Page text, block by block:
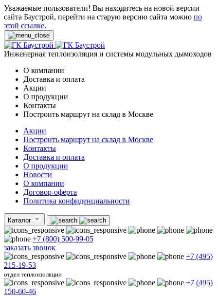
Уважаемые пользователи! Вы находитесь на новой версии
сайта Баустрой, перейти на старую версию сайта можно по
этой ссылке.
Инженерная теплоизоляция и системы модульных дымоходов
О компании
Доставка и оплата
Акции
О продукции
Контакты
Построить маршрут на склад в Москве
Акции
Построить маршрут на склад в Москве
Контакты
Доставка и оплата
О продукции
Новости
О компании
Договор-оферта
Политика конфиденциальности
Каталог
+7 (800) 500-99-05
заказать звонок
+7 (495)
215-19-53
отдел теплоизоляции
+7 (495)
150-60-46